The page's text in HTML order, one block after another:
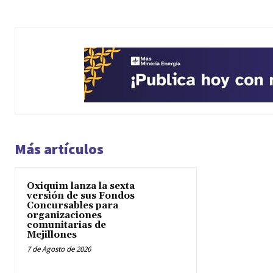
Más artículos
Oxiquim lanza la sexta
versión de sus Fondos
Concursables para
organizaciones
comunitarias de
Mejillones
7 de Agosto de 2026